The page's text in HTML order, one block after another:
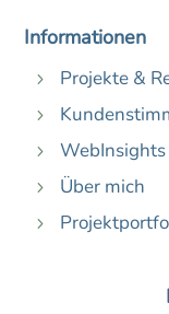
Informationen
5 Projekte &
5
5
5 Über mich
5